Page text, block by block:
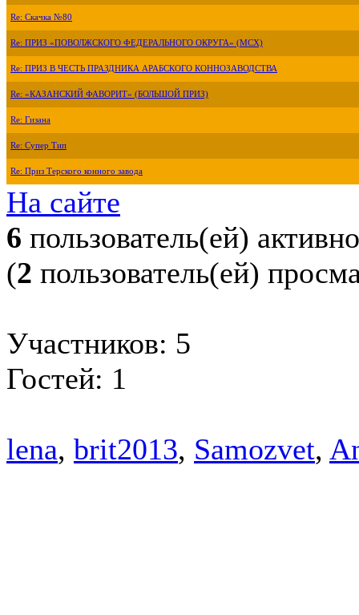
Re: Скачка №80
Re: ПРИЗ «ПОВОЛЖСКОГО ФЕДЕРАЛЬНОГО ОКРУГА» (МСХ)
Re: ПРИЗ В ЧЕСТЬ ПРАЗДНИКА АРАБСКОГО КОННОЗАВОДСТВА
Re: «КАЗАНСКИЙ ФАВОРИТ» (БОЛЬШОЙ ПРИЗ)
Re: Гизана
Re: Супер Тип
Re: Приз Терского конного завода
На сайте
6 пользователь(ей) активно
(2 пользователь(ей)
Участников: 5
Гостей: 1
lena, brit2013, Samozvet,